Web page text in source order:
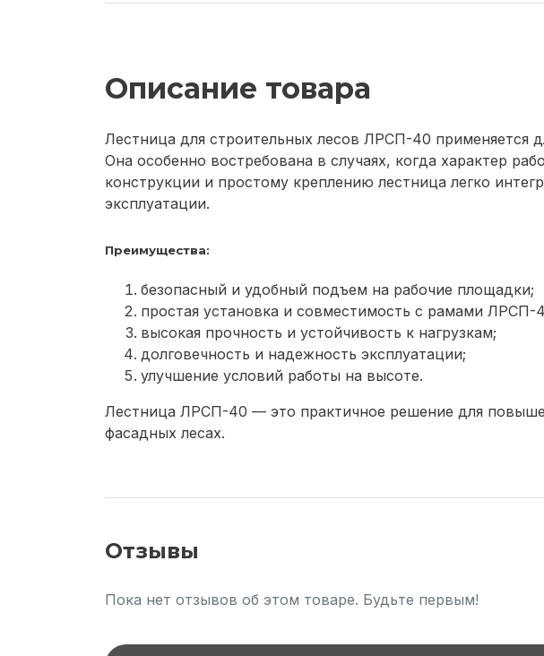
Описание товара
Лестница для строительных лесов ЛРСП-40 применяется
Она особенно востребована в случаях, когда характер
конструкции и простому креплению лестница легко
эксплуатации.
Преимущества:
безопасный и удобный подъем на рабочие площадки;
простая установка и совместимость с рамами ЛРСП-
высокая прочность и устойчивость к нагрузкам;
долговечность и надежность эксплуатации;
улучшение условий работы на высоте.
Лестница ЛРСП-40 — это практичное решение для
фасадных лесах.
Отзывы
Пока нет отзывов об этом товаре. Будьте первым!